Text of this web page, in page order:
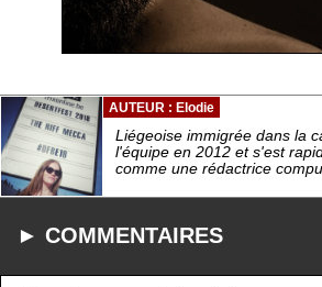
AUTEUR : Elodie
Liégeoise immigrée dans la
l'équipe en 2012 et s'est
comme une rédactrice
► COMMENTAIRES